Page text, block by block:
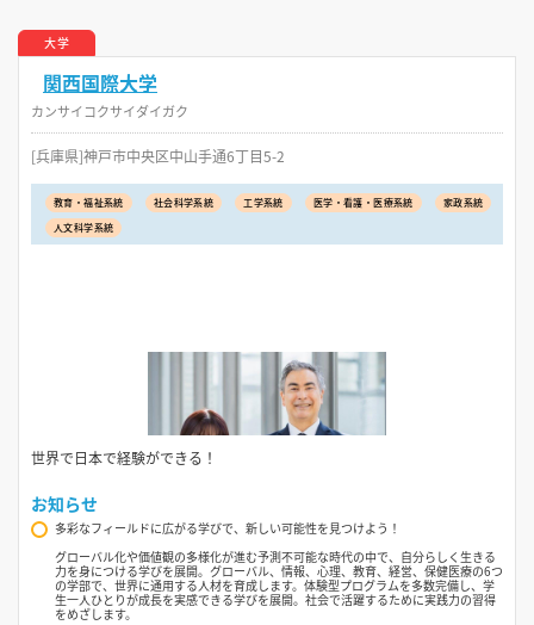
大学
関西国際大学
カンサイコクサイダイガク
[兵庫県]神戸市中央区中山手通6丁目5-2
教育・福祉系統 社会科学系統 工学系統 医学・看護・医療系統
家政系統
人文科学系統
世界で日本で経験ができる！
お知らせ
多彩なフィールドに広がる学びで、新しい可能性を見つけよう！
グローバル化や価値観の多様化が進む予測不可能な時代の中で、自分らしく生きる
力を身につける学びを展開。グローバル、情報、心理、教育、経営、保健医療の6つ
の学部で、世界に通用する人材を育成します。体験型プログラムを多数完備し、学
生一人ひとりが成長を実感できる学びを展開。社会で活躍するために実践力の習得
をめざします。